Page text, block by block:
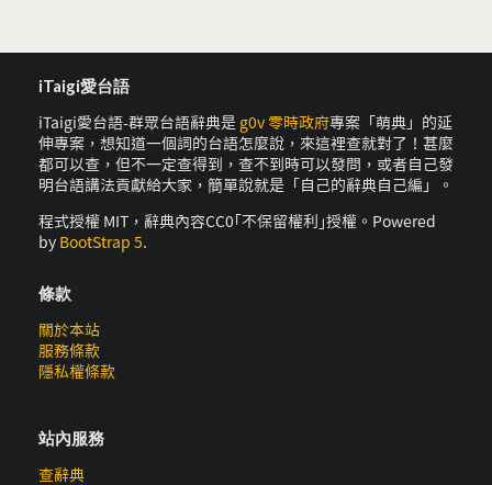
iTaigi愛台語
iTaigi愛台語-群眾台語辭典是 g0v 零時政府專案「萌典」的延
伸專案，想知道一個詞的台語怎麼說，來這裡查就對了！甚麼
都可以查，但不一定查得到，查不到時可以發問，或者自己發
明台語講法貢獻給大家，簡單說就是「自己的辭典自己編」。
程式授權 MIT，辭典內容CC0｢不保留權利｣授權。Powered
by BootStrap 5.
條款
關於本站
服務條款
隱私權條款
站內服務
查辭典